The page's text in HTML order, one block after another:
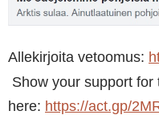
Allekirjoita vetoomus:
Show your support
here: https://act.gp/